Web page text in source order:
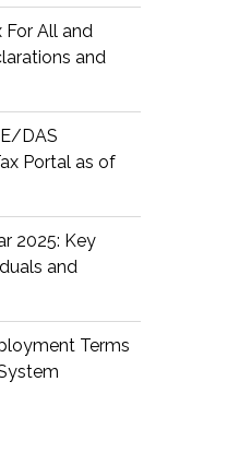
For All and
and
DAS
Portal as of
2025: Key
and
Terms